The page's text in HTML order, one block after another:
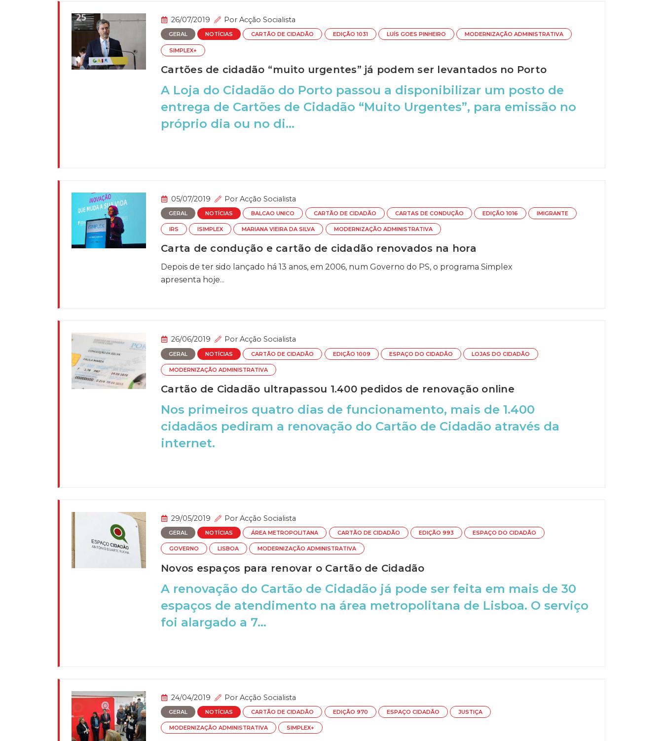
26/07/2019 Por Acção Socialista
GERAL NOTÍCIAS CARTÃO DE CIDADÃO EDIÇÃO 1031 LUÍS GOES PINHEIRO MODERNIZAÇÃO ADMINISTRATIVA
SIMPLEX+
Cartões de cidadão “muito urgentes” já podem ser levantados no Porto
A Loja do Cidadão do Porto passou a disponibilizar um posto de
entrega de Cartões de Cidadão “Muito Urgentes”, para emissão no
próprio dia ou no di...
05/07/2019 Por Acção Socialista
GERAL NOTÍCIAS BALCAO UNICO CARTÃO DE CIDADÃO CARTAS DE CONDUÇÃO EDIÇÃO 1016 IMIGRANTE
IRS ISIMPLEX MARIANA VIEIRA DA SILVA MODERNIZAÇÃO ADMINISTRATIVA
Carta de condução e cartão de cidadão renovados na hora
Depois de ter sido lançado há 13 anos, em 2006, num Governo do PS, o programa Simplex
apresenta hoje...
26/06/2019 Por Acção Socialista
GERAL NOTÍCIAS CARTÃO DE CIDADÃO EDIÇÃO 1009 ESPAÇO DO CIDADÃO LOJAS DO CIDADÃO
MODERNIZAÇÃO ADMINISTRATIVA
Cartão de Cidadão ultrapassou 1.400 pedidos de renovação online
Nos primeiros quatro dias de funcionamento, mais de 1.400
cidadãos pediram a renovação do Cartão de Cidadão através da
internet.
29/05/2019 Por Acção Socialista
GERAL NOTÍCIAS ÁREA METROPOLITANA CARTÃO DE CIDADÃO EDIÇÃO 993 ESPAÇO DO CIDADÃO
GOVERNO LISBOA MODERNIZAÇÃO ADMINISTRATIVA
Novos espaços para renovar o Cartão de Cidadão
A renovação do Cartão de Cidadão já pode ser feita em mais de 30
espaços de atendimento na área metropolitana de Lisboa. O serviço
foi alargado a 7...
24/04/2019 Por Acção Socialista
GERAL NOTÍCIAS CARTÃO DE CIDADÃO EDIÇÃO 970 ESPAÇO CIDADÃO JUSTIÇA
MODERNIZAÇÃO ADMINISTRATIVA SIMPLEX+